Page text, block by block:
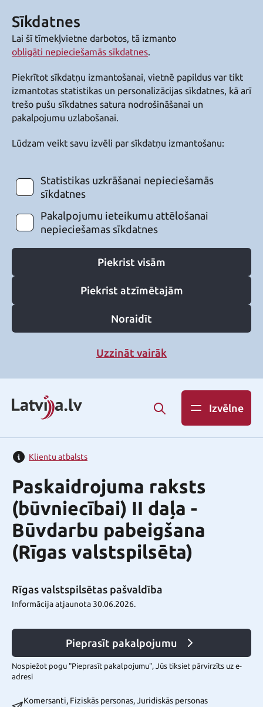
Sīkdatnes
Lai šī tīmekļvietne darbotos, tā izmanto
obligāti nepieciešamās sīkdatnes.
Piekrītot sīkdatņu izmantošanai, vietnē papildus var tikt
izmantotas statistikas un personalizācijas sīkdatnes, kā arī
trešo pušu sīkdatnes satura nodrošināšanai un
pakalpojumu uzlabošanai.
Lūdzam veikt savu izvēli par sīkdatņu izmantošanu:
Statistikas uzkrāšanai nepieciešamās
sīkdatnes
Pakalpojumu ieteikumu attēlošanai
nepieciešamas sīkdatnes
Piekrist visām
Piekrist atzīmētajām
Noraidīt
Uzzināt vairāk
Izvēlne
Klientu atbalsts
Paskaidrojuma raksts
(būvniecībai) II daļa -
Būvdarbu pabeigšana
(Rīgas valstspilsēta)
Rīgas valstspilsētas pašvaldība
Informācija atjaunota 30.06.2026.
Pieprasīt pakalpojumu
Nospiežot pogu "Pieprasīt pakalpojumu", Jūs tiksiet pārvirzīts uz e-
adresi
Komersanti, Fiziskās personas, Juridiskās personas